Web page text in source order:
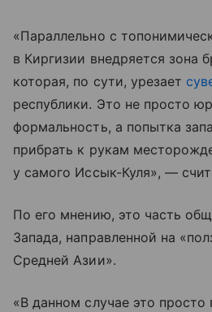
«Параллельно с
в Киргизии внедряется зона
которая, по сути, урезает
республики. Это не просто
формальность, а попытка
прибрать к рукам
у самого Иссык-Куля», —
По его мнению, это часть
Запада, направленной на
Средней Азии».
«В данном случае это просто